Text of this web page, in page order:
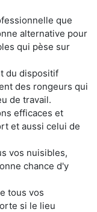
que
alternative pour
qui pèse sur
du dispositif
des rongeurs qui
de travail.
efficaces et
et aussi celui de
vos nuisibles,
chance d'y
tous vos
si le lieu